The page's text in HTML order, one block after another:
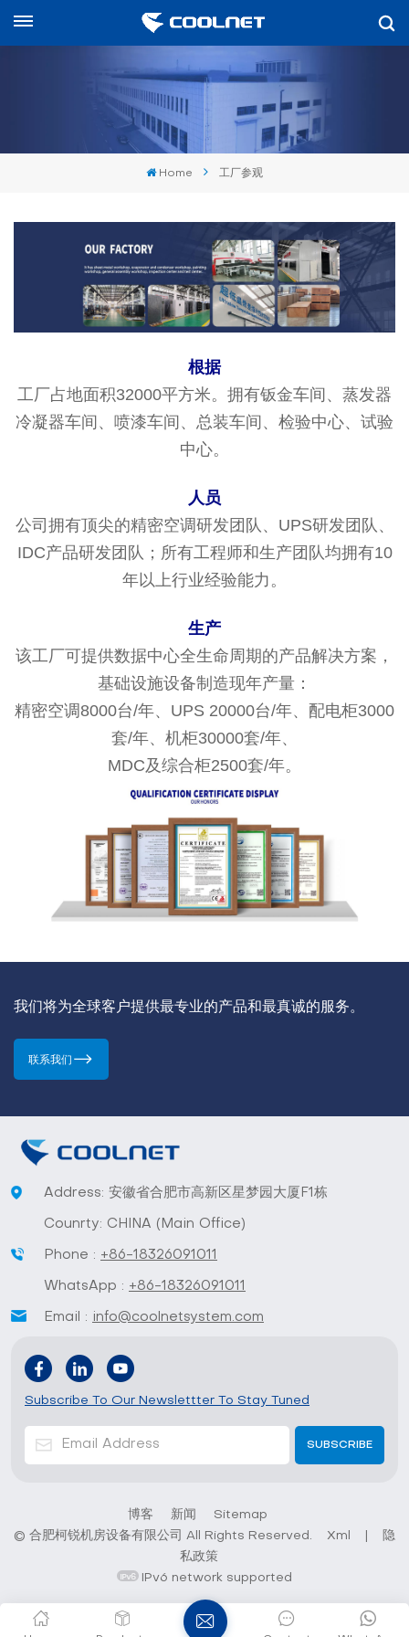
Home 工厂参观
根据
工厂占地面积32000平方米。拥有钣金车间、蒸发器
冷凝器车间、喷漆车间、总装车间、检验中心、试验
中心。
人员
公司拥有顶尖的精密空调研发团队、UPS研发团队、
IDC产品研发团队；所有工程师和生产团队均拥有10
年以上行业经验能力。
生产
该工厂可提供数据中心全生命周期的产品解决方案，
基础设施设备制造现年产量：
精密空调8000台/年、UPS 20000台/年、配电柜3000
套/年、机柜30000套/年、
MDC及综合柜2500套/年。
我们将为全球客户提供最专业的产品和最真诚的服务。
联系我们
Address: 安徽省合肥市高新区星梦园大厦F1栋
Counrty: CHINA (Main Office)
Phone : +86-18326091011
WhatsApp : +86-18326091011
Email : info@coolnetsystem.com
Subscribe To Our Newslettter To Stay Tuned
博客 新闻
Sitemap
© 合肥柯锐机房设备有限公司 All Rights Reserved.
Xml
隐
私政策
IPv6 network supported